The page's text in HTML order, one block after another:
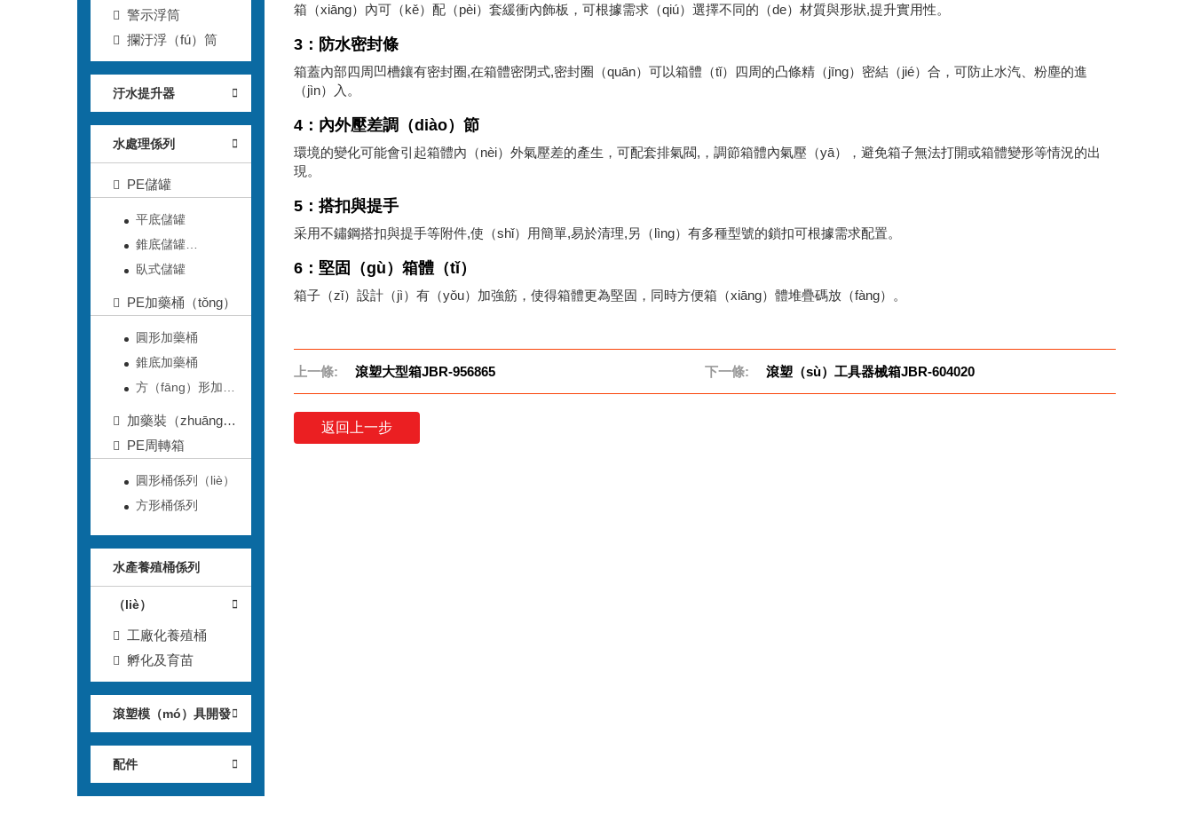
警示浮筒
攔汙浮（fú）筒
汙水提升器
水處理係列
PE儲罐
平底儲罐
錐底儲罐
（guàn）
臥式儲罐
PE加藥桶（tǒng）
圓形加藥桶
錐底加藥桶
方（fāng）形加藥
桶
加藥裝（zhuāng）
置及配件
PE周轉箱
圓形桶係列（liè）
方形桶係列
水產養殖桶係列
（liè）
工廠化養殖桶
孵化及育苗
滾塑模（mó）具開發
配件
箱（xiāng）內可（kě）配（pèi）套緩衝內飾板，可根據需求（qiú）選擇不同的（de）材質與形狀,提升實用性。
3：防水密封條
箱蓋內部四周凹槽鑲有密封圈,在箱體密閉式,密封圈（quān）可以箱體（tǐ）四周的凸條精（jīng）密結（jié）合，可防止水汽、粉塵的進
（jìn）入。
4：內外壓差調（diào）節
環境的變化可能會引起箱體內（nèi）外氣壓差的產生，可配套排氣閥,，調節箱體內氣壓（yā），避免箱子無法打開或箱體變形等情況的出
現。
5：搭扣與提手
采用不鏽鋼搭扣與提手等附件,使（shǐ）用簡單,易於清理,另（lìng）有多種型號的鎖扣可根據需求配置。
6：堅固（gù）箱體（tǐ）
箱子（zǐ）設計（jì）有（yǒu）加強筋，使得箱體更為堅固，同時方便箱（xiāng）體堆疊碼放（fàng）。
上一條: 滾塑大型箱JBR-956865 下一條: 滾塑（sù）工具器械箱JBR-604020
返回上一步